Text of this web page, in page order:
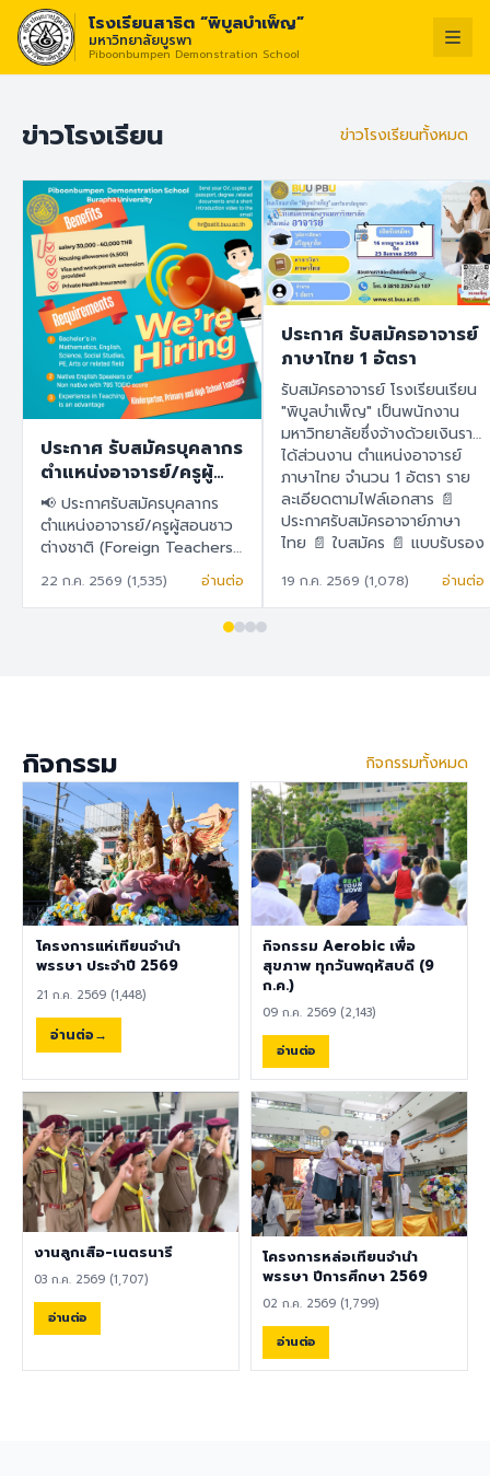
โรงเรียนสาธิต “พิบูลบำเพ็ญ”
มหาวิทยาลัยบูรพา
Piboonbumpen Demonstration School
ข่าวโรงเรียน ข่าวโรงเรียนทั้งหมด
ประกาศ รับสมัครบุคลากร
ตำแหน่งอาจารย์/ครูผู้
สอนชาวต่างชาติ
(Foreign Teachers)
📢 ประกาศรับสมัครบุคลากร
ตำแหน่งอาจารย์/ครูผู้สอนชาว
ต่างชาติ (Foreign Teachers)
โรงเรียนสาธิต "พิบูลบำเพ็ญ"
มหาวิทยาลัยบูรพา 🇹🇭 ภาษา
ไทย โรงเรียนสาธิต "พิบูล
เดือน 30,000 – 40,000
บาท เงินช่วยเหลือค่าที่พัก
6,500 บาท/เดือน สวัสดิการ
การต่ออายุ Visa และ Work
Permit ประกันสุขภาพเอกชน
คุณสมบัติประจำตำแหน่ง สำเร็จ
การศึกษาระดับปริญญาตรี ใน
สาขาวิชาคณิตศาสตร์ ภาษา
อังกฤษ วิทยาศาสตร์
สังคมศึกษา สุขศึกษา/
พลศึกษา ศิลปะ หรือสาขาอื่นที่
เป็นภาษาแม่ (Native English
Speaker) หรือหากไม่ใช่เจ้าของ
ภาษาอังกฤษ TOEIC ไม่ต่ำกว่า
785 คะแนน หากมีประสบการณ์
ด้านการจัดการเรียนการสอนจะ
ได้รับการพิจารณาเป็นพิเศษ
เอกสารประกอบการสมัครและ
การติดต่อ ผู้สนใจสามารถส่ง
ประวัติส่วนตัว (CV), สำเนา
หนังสือเดินทาง (Passport),
สำเนาใบปริญญาบัตร, เอกสาร
รับรองอื่น ๆ ที่เกี่ยวข้อง พร้อม
ทั้งวิดีโอแนะนำตัวสั้น ๆ (Short
Introduction Video) ได้ที่
22 ก.ค. 2569 (1,535) อ่านต่อ
ประกาศ รับสมัครอาจารย์
ภาษาไทย 1 อัตรา
รับสมัครอาจารย์ โรงเรียนเรียน
"พิบูลบำเพ็ญ" เป็นพนักงาน
มหาวิทยาลัยซึ่งจ้างด้วยเงินราย
ได้ส่วนงาน ตำแหน่งอาจารย์
ภาษาไทย จำนวน 1 อัตรา ราย
ละเอียดตามไฟล์เอกสาร 📄
ประกาศรับสมัครอาจาย์ภาษา
ไทย 📄 ใบสมัคร 📄 แบบรับรอง
19 ก.ค. 2569 (1,078) อ่านต่อ
กิจกรรม กิจกรรมทั้งหมด
โครงการแห่เทียนจำนำ
พรรษา ประจำปี 2569
21 ก.ค. 2569 (1,448)
อ่านต่อ
กิจกรรม Aerobic เพื่อ
สุขภาพ ทุกวันพฤหัสบดี (9
ก.ค.)
09 ก.ค. 2569 (2,143)
อ่านต่อ
งานลูกเสือ-เนตรนารี
03 ก.ค. 2569 (1,707)
อ่านต่อ
โครงการหล่อเทียนจำนำ
พรรษา ปีการศึกษา 2569
02 ก.ค. 2569 (1,799)
อ่านต่อ